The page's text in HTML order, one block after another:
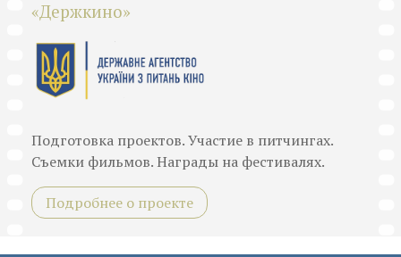
«Держкино»
Подготовка проектов. Участие в питчингах.
Съемки фильмов. Награды на фестивалях.
Подробнее о проекте